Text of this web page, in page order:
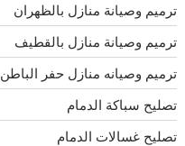
ترميم وصيانة منازل بالظهران
ترميم وصيانة منازل بالقطيف
ترميم وصيانه منازل حفر الباطن
تصليح سباكة الدمام
تصليح غسالات الدمام